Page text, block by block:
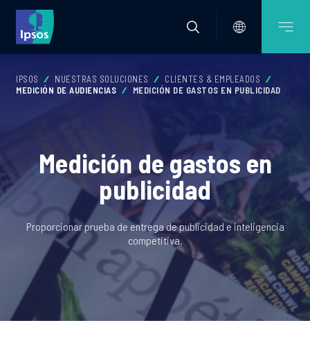
IPSOS NUESTRAS SOLUCIONES
CLIENTES & EMPLEADOS
MEDICIÓN DE AUDIENCIAS
MEDICIÓN DE GASTOS EN PUBLICIDAD
Medición de gastos en
publicidad
Proporcionar prueba de entrega de publicidad e inteligencia
competitiva.